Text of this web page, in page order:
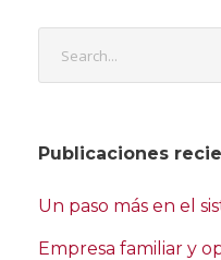
Publicaciones
Un paso más en el
Empresa familiar y